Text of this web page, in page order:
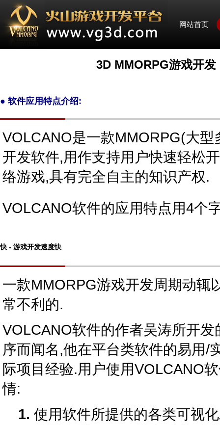
网站首页
3D MMORPG游戏开
● 软件应用特点介绍:
VOLCANO是一款MMORPG(大
开发软件,用作支持用户快速轻松
络游戏,具有完全自主的知识产权.
VOLCANO软件的应用特点用4个
快 - 游戏开发速度快
一款MMORPG游戏开发周期动辄
常不利的.
VOLCANO软件的作者吴涛所开
序而闻名,他在平台类软件的易用/
际项目经验.用户使用VOLCANO
情:
1. 使用软件所提供的各类可视